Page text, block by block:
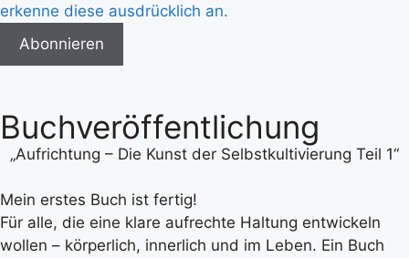
erkenne diese ausdrücklich an.
Buchveröffentlichung
„Aufrichtung – Die Kunst der Selbstkultivierung Teil 1“
Mein erstes Buch ist fertig!
Für alle, die eine klare aufrechte Haltung entwickeln
wollen – körperlich, innerlich und im Leben. Ein Buch